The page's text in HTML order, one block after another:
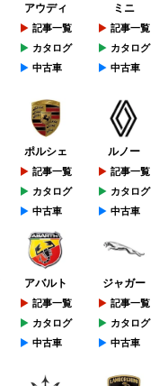
アウディ
記事一覧
カタログ
中古車
ミニ
記事一覧
カタログ
中古車
ポルシェ
記事一覧
カタログ
中古車
ルノー
記事一覧
カタログ
中古車
アバルト
記事一覧
カタログ
中古車
ジャガー
記事一覧
カタログ
中古車